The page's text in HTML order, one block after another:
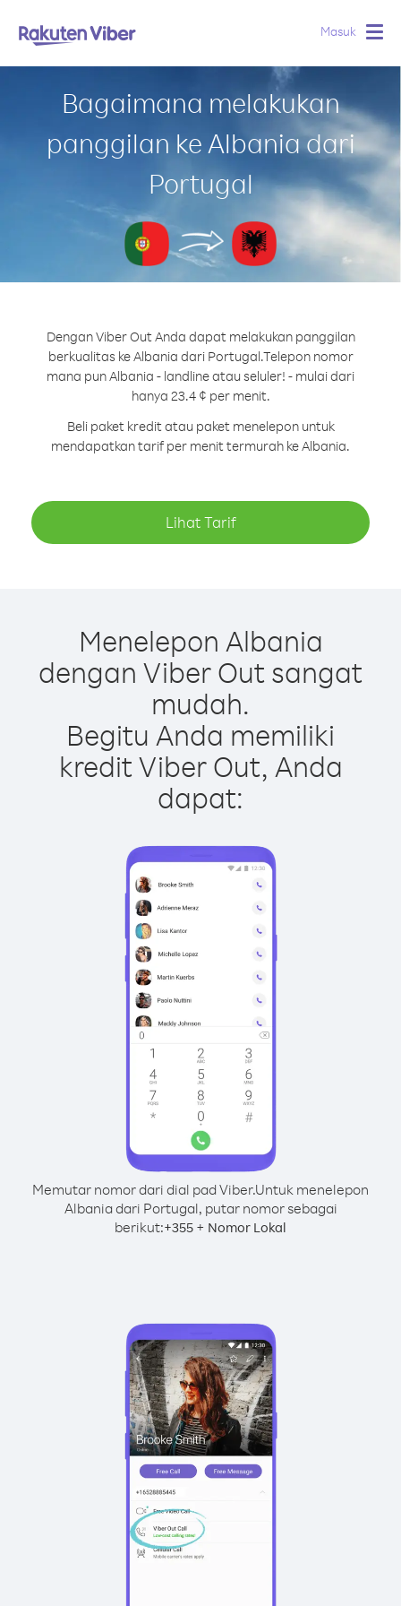
Masuk
Bagaimana melakukan
panggilan ke Albania dari
Portugal
Dengan Viber Out Anda dapat melakukan panggilan
berkualitas ke Albania dari Portugal.Telepon nomor
mana pun Albania - landline atau seluler! - mulai dari
hanya 23.4 ¢ per menit.
Beli paket kredit atau paket menelepon untuk
mendapatkan tarif per menit termurah ke Albania.
Lihat Tarif
Menelepon Albania
dengan Viber Out sangat
mudah.
Begitu Anda memiliki
kredit Viber Out, Anda
dapat:
Memutar nomor dari dial pad Viber.Untuk menelepon
Albania dari Portugal, putar nomor sebagai
berikut:+355 + Nomor Lokal